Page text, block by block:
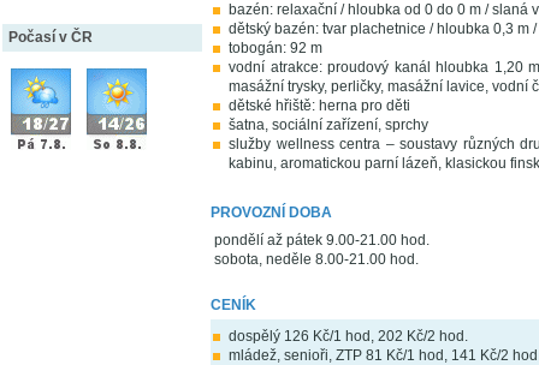
Počasí v ČR
bazén: relaxační / hloubka od 0 do 0 m / slaná
dětský bazén: tvar plachetnice / hloubka 0,3 m
tobogán: 92 m
vodní atrakce: proudový kanál hloubka 1,20
masážní trysky, perličky, masážní lavice, vodní
dětské hřiště: herna pro děti
šatna, sociální zařízení, sprchy
služby wellness centra – soustavy různých
kabinu, aromatickou parní lázeň, klasickou
PROVOZNÍ DOBA
pondělí až pátek 9.00-21.00 hod.
sobota, neděle 8.00-21.00 hod.
CENÍK
dospělý 126 Kč/1 hod, 202 Kč/2 hod.
mládež, senioři, ZTP 81 Kč/1 hod, 141 Kč/2